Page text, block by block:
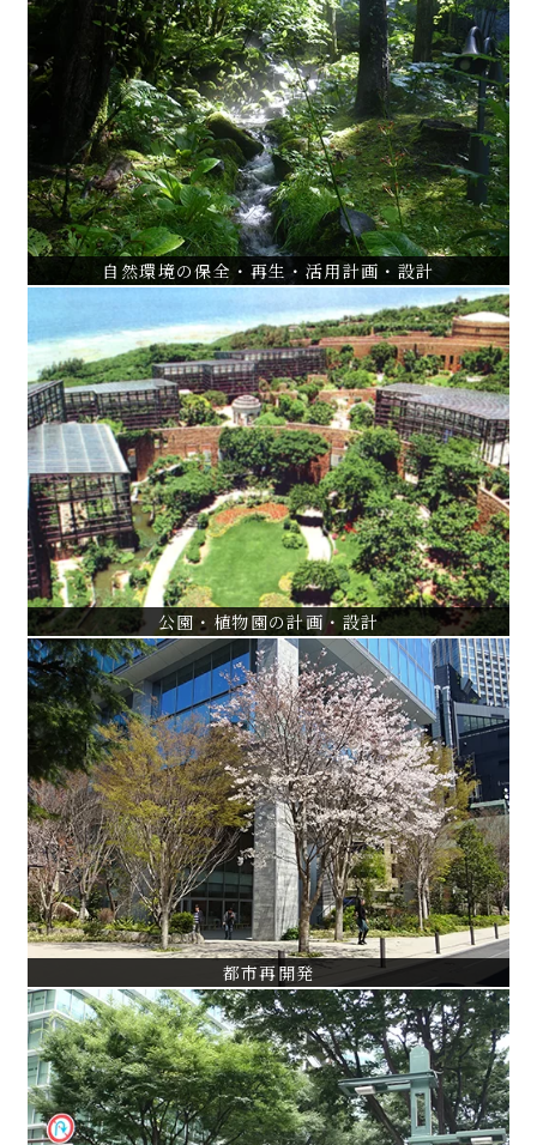
自然環境の保全・再生・活用計画・設計
自然環境の保全・再生・活用計画・設計
玉川上水及び周辺環境調査・緑地計画
当間高原リゾート高原野生生物園設計
西洋環境赤城自然観察園調査・設計
VIEW ALL
公園・植物園の計画・設計
公園・植物園の計画・設計
国営ひたち海浜公園砂丘ガーデン設計・監理
杉並区柏の宮公園基本計画～実施設計
らんの里琉球植栽・展示設計・監理
VIEW ALL
都市再開発
都市再開発
Tri Seven Roppongiプロジェクト
汐留シティセンター植栽設計・監理
愛宕二丁目(愛宕ヒルズ）外構設計・監理
VIEW ALL
街路樹・並木・緑道
浦安シンボルロード基本・実施設計